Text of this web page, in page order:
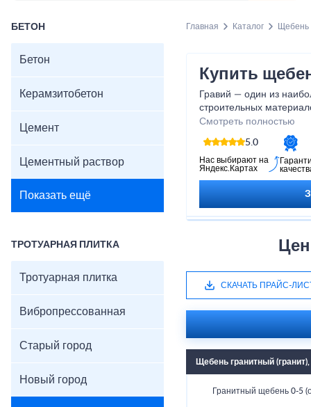
БЕТОН
Бетон
Керамзитобетон
Цемент
Цементный раствор
Показать ещё
ТРОТУАРНАЯ ПЛИТКА
Тротуарная плитка
Вибропрессованная
Старый город
Новый город
Главная Каталог Щебень
Купить
Гравий — один из
строительных
изготовления бетона,
Смотреть полностью
5.0
Нас выбирают на
Яндекс.Картах
СКАЧАТЬ ПРАЙС-
Щебень гранитный
Гранитный щебень 0-5